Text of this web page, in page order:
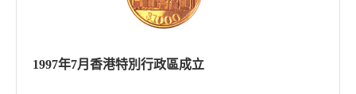
1997年7月香港特別行政區成立